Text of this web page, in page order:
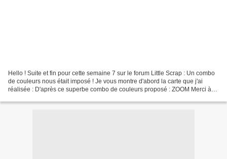
Hello ! Suite et fin pour cette semaine 7 sur le forum Little Scrap : Un combo
de couleurs nous était imposé ! Je vous montre d'abord la carte que j'ai
réalisée : D'après ce superbe combo de couleurs proposé : ZOOM Merci à